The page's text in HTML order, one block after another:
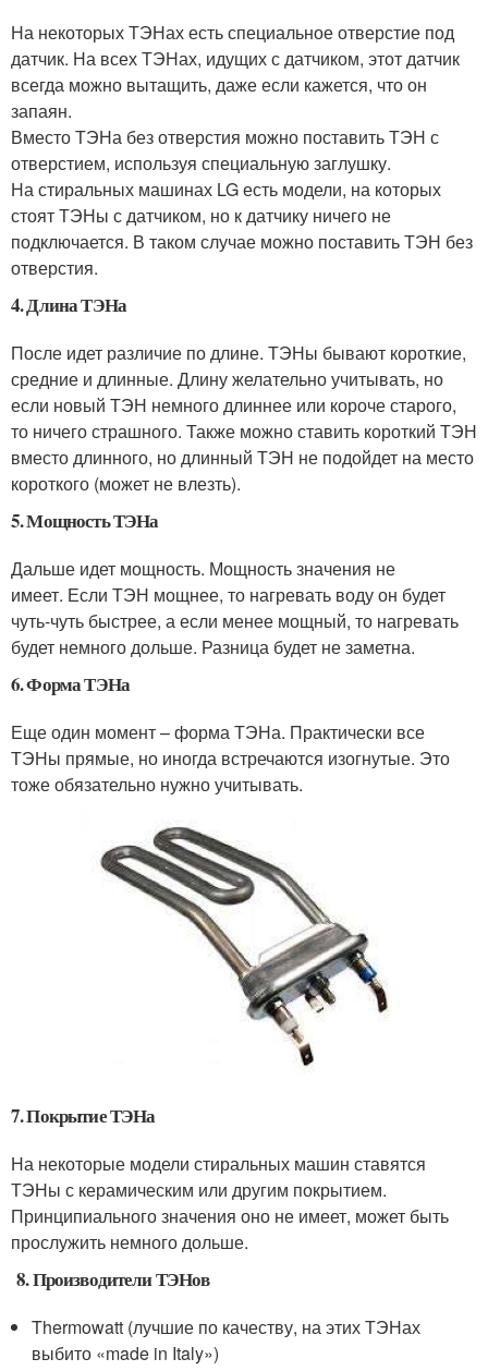
На некоторых ТЭНах есть специальное отверстие под
датчик. На всех ТЭНах, идущих с датчиком, этот датчик
всегда можно вытащить, даже если кажется, что он
запаян.
Вместо ТЭНа без отверстия можно поставить ТЭН с
отверстием, используя специальную заглушку.
На стиральных машинах LG есть модели, на которых
стоят ТЭНы с датчиком, но к датчику ничего не
подключается. В таком случае можно поставить ТЭН без
отверстия.
4. Длина ТЭНа
После идет различие по длине. ТЭНы бывают короткие,
средние и длинные. Длину желательно учитывать, но
если новый ТЭН немного длиннее или короче старого,
то ничего страшного. Также можно ставить короткий ТЭН
вместо длинного, но длинный ТЭН не подойдет на место
короткого (может не влезть).
5. Мощность ТЭНа
Дальше идет мощность. Мощность значения не
имеет. Если ТЭН мощнее, то нагревать воду он будет
чуть-чуть быстрее, а если менее мощный, то нагревать
будет немного дольше. Разница будет не заметна.
6. Форма ТЭНа
Еще один момент – форма ТЭНа. Практически все
ТЭНы прямые, но иногда встречаются изогнутые. Это
тоже обязательно нужно учитывать.
7. Покрытие ТЭНа
На некоторые модели стиральных машин ставятся
ТЭНы с керамическим или другим покрытием.
Принципиального значения оно не имеет, может быть
прослужить немного дольше.
8. Производители ТЭНов
Thermowatt (лучшие по качеству, на этих ТЭНах
выбито «made in Italy»)